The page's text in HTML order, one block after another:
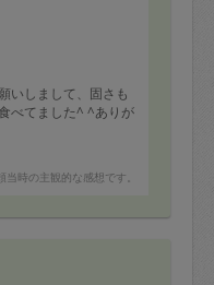
いしまして、固さも
べてました^ ^ありが
当時の主観的な感想です。